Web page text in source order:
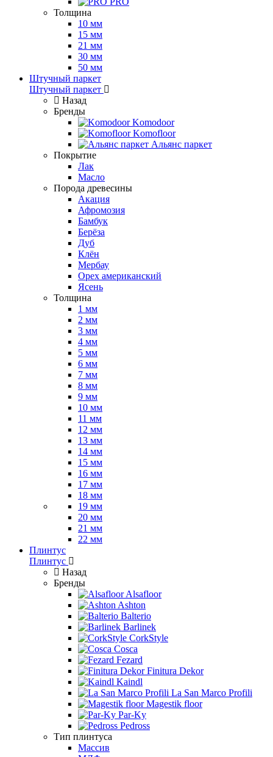
Толщина
10 мм
15 мм
21 мм
30 мм
50 мм
Штучный паркет
Штучный паркет
Назад
Бренды
Komodoor
Komofloor
Альянс паркет
Покрытие
Лак
Масло
Порода древесины
Акация
Афромозия
Бамбук
Берёза
Дуб
Клён
Мербау
Орех американский
Ясень
Толщина
1 мм
2 мм
3 мм
4 мм
5 мм
6 мм
7 мм
8 мм
9 мм
10 мм
11 мм
12 мм
13 мм
14 мм
15 мм
16 мм
17 мм
18 мм
19 мм
20 мм
21 мм
22 мм
Плинтус
Плинтус
Назад
Бренды
Alsafloor
Ashton
Balterio
Barlinek
CorkStyle
Cosca
Fezard
Finitura Dekor
Kaindl
La San Marco Profili
Magestik floor
Par-Ky
Pedross
Тип плинтуса
Массив